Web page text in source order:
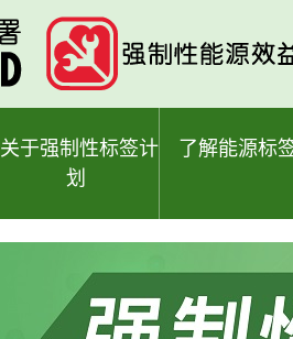
关于强制性标签计
划
了解能源标